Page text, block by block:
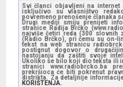
Svi članci objavljeni na internet
isključivo su vlasništvo
povremeno prenošenje članaka
Drugi mediji smiju prenijeti
stranice Radija Brčko
najviše četiri reda (300 slovnih
(Radio Brčko), pri čemu su on-
tekst na web stranicu
postignut dogovor o
nastojanju da zaštiti svoje
Ukoliko se bilo koji dio teksta ili
stranici www.radiobrcko.ba
prekršioca će biti pokrenut
distrikta. Za detaljnije
KORIŠTENJA.